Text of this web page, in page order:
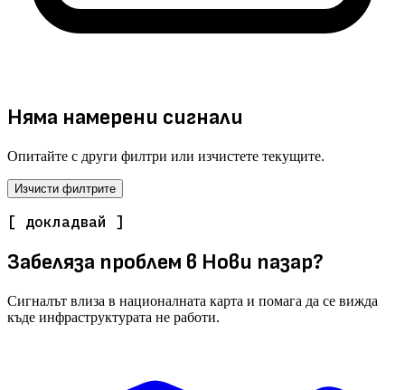
Няма намерени сигнали
Опитайте с други филтри или изчистете текущите.
Изчисти филтрите
[ докладвай ]
Забеляза проблем в Нови пазар?
Сигналът влиза в националната карта и помага да се вижда
къде инфраструктурата не работи.